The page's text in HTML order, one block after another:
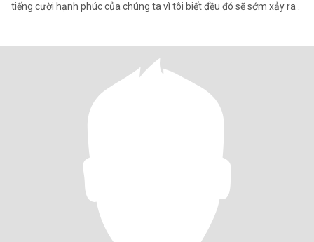
tiếng cười hạnh phúc của chúng ta vì tôi biết đều đó sẽ sớm xảy ra .